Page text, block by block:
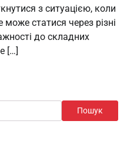
з ситуацією, коли
статися через різні
до складних
[…]
Пошук